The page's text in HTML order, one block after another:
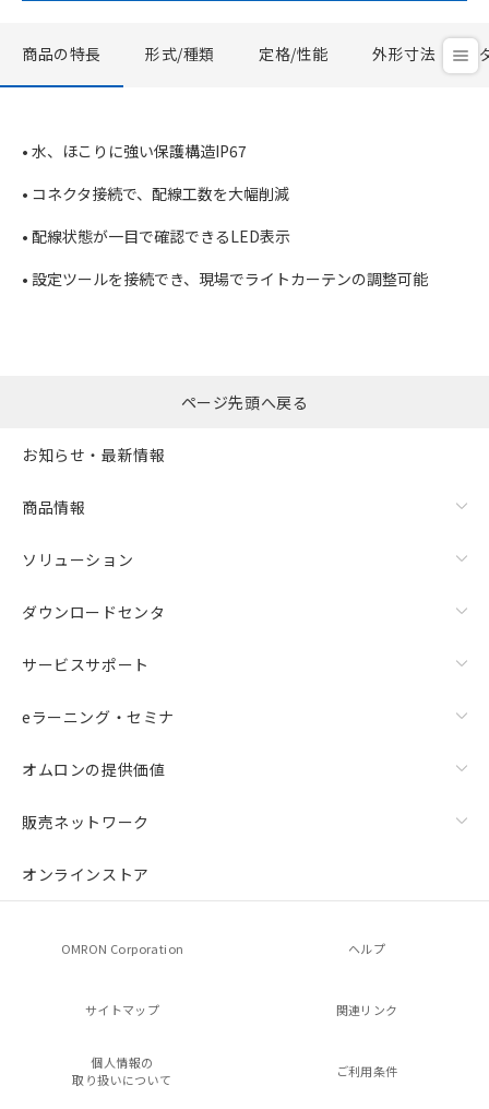
商品の特長 形式/種類 定格/性能 外形寸法
• 水、ほこりに強い保護構造IP67
• コネクタ接続で、配線工数を大幅削減
• 配線状態が一目で確認できるLED表示
• 設定ツールを接続でき、現場でライトカーテンの調整可能
ページ先頭へ戻る
お知らせ・最新情報
商品情報
ソリューション
ダウンロードセンタ
サービスサポート
eラーニング・セミナ
オムロンの提供価値
販売ネットワーク
オンラインストア
OMRON Corporation ヘルプ
サイトマップ 関連リンク
個人情報の
取り扱いについて
ご利用条件